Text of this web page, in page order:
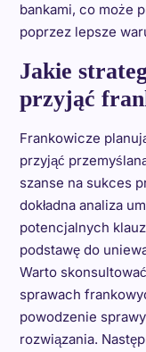
bankami, co może
poprzez lepsze
Jakie
przyjąć
Frankowicze
przyjąć
szanse na sukces
dokładna analiza
potencjalnych
podstawę do
Warto
sprawach
powodzenie
rozwiązania.